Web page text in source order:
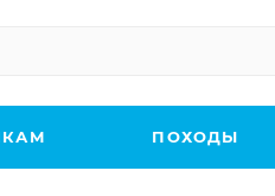
ПОХОДЫ